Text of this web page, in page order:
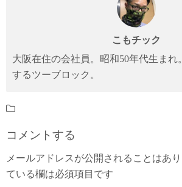
こもチック
大阪在住の会社員。昭和50年代生まれ
するツーブロック。
コメントする
メールアドレスが公開されることはあり
ている欄は必須項目です